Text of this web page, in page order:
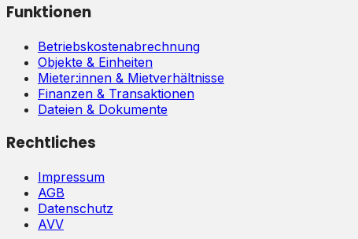
Funktionen
Betriebskostenabrechnung
Objekte & Einheiten
Mieter:innen & Mietverhältnisse
Finanzen & Transaktionen
Dateien & Dokumente
Rechtliches
Impressum
AGB
Datenschutz
AVV